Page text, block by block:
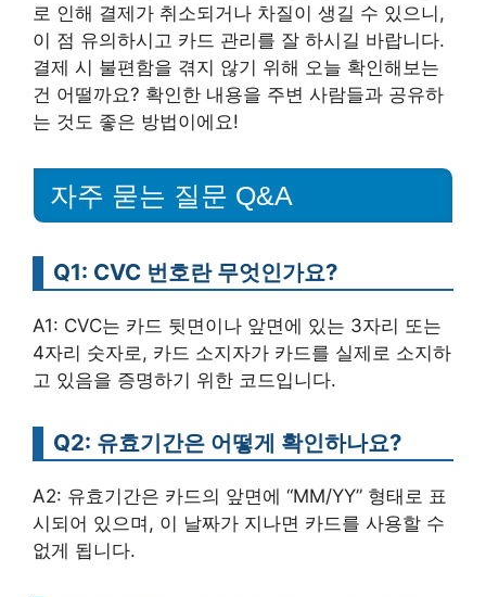
로 인해 결제가 취소되거나 차질이 생길 수 있으니,
이 점 유의하시고 카드 관리를 잘 하시길 바랍니다.
결제 시 불편함을 겪지 않기 위해 오늘 확인해보는
건 어떨까요? 확인한 내용을 주변 사람들과 공유하
는 것도 좋은 방법이에요!
자주 묻는 질문 Q&A
Q1: CVC 번호란 무엇인가요?
A1: CVC는 카드 뒷면이나 앞면에 있는 3자리 또는
4자리 숫자로, 카드 소지자가 카드를 실제로 소지하
고 있음을 증명하기 위한 코드입니다.
Q2: 유효기간은 어떻게 확인하나요?
A2: 유효기간은 카드의 앞면에 “MM/YY” 형태로 표
시되어 있으며, 이 날짜가 지나면 카드를 사용할 수
없게 됩니다.